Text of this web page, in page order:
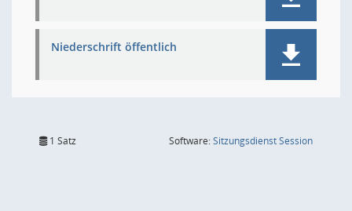
Niederschrift öffentlich
1 Satz Software:SitzungsdienstSession(Wird in